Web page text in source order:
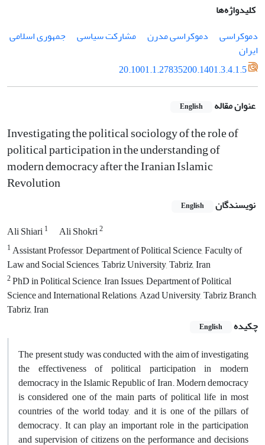
کلیدواژه‌ها
دموکراسی
دموکراسی مدرن مشارکت سیاسی
جمهوری اسلامی
ایران
20.1001.1.27835200.1401.3.4.1.5
عنوان مقاله English
Investigating the political sociology of the role of
political participation in the understanding of
modern democracy after the Iranian Islamic
Revolution
نویسندگان English
Ali Shiari1 Ali Shokri2
1Assistant Professor, Department of Political Science, Faculty of
Law and Social Sciences, Tabriz University, Tabriz, Iran
2PhD in Political Science, Iran Issues, Department of Political
Science and International Relations, Azad University, Tabriz Branch,
Tabriz, Iran
چکیده
English
The present study was conducted with the aim of investigating
the effectiveness of political participation in modern
democracy in the Islamic Republic of Iran. Modern democracy
is considered one of the main parts of political life in most
countries of the world today, and it is one of the pillars of
democracy. It can play an important role in the participation
and supervision of citizens on the performance and decisions